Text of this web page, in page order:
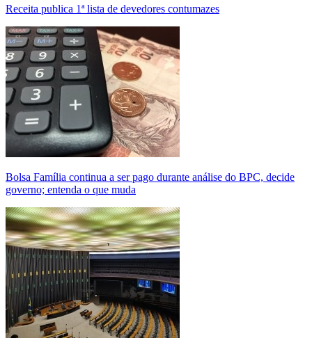
Receita publica 1ª lista de devedores contumazes
Bolsa Família continua a ser pago durante análise do BPC, decide
governo; entenda o que muda